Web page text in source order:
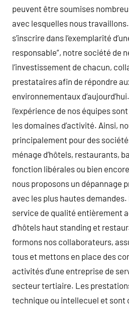
peuvent être soumises
avec lesquelles nous
s’inscrire dans l’exemplarité
responsable”, notre société de
l’investissement de chacun,
prestataires afin de répondre
environnementaux
l’expérience de nos équipes
les domaines d’activité. Ainsi,
principalement pour des
ménage d’hôtels, restaurants,
fonction libérales ou bien
nous proposons un dépannage
avec les plus hautes demandes.
service de qualité entièrement
d’hôtels haut standing et
formons nos collaborateurs,
tous et mettons en place des
activités d’une entreprise de
secteur tertiaire. Les
technique ou intellecuel et sont